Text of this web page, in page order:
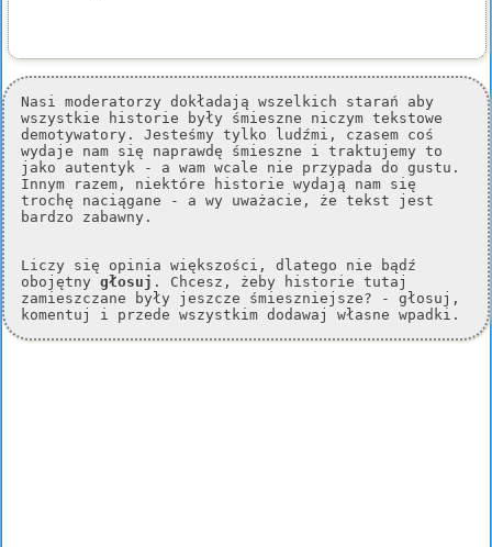
Nasi moderatorzy dokładają wszelkich starań aby
wszystkie historie były śmieszne niczym tekstowe
demotywatory. Jesteśmy tylko ludźmi, czasem coś
wydaje nam się naprawdę śmieszne i traktujemy to
jako autentyk - a wam wcale nie przypada do gustu.
Innym razem, niektóre historie wydają nam się
trochę naciągane - a wy uważacie, że tekst jest
bardzo zabawny.
Liczy się opinia większości, dlatego nie bądź
obojętny głosuj . Chcesz, żeby historie tutaj
zamieszczane były jeszcze śmieszniejsze? - głosuj,
komentuj i przede wszystkim dodawaj własne wpadki.